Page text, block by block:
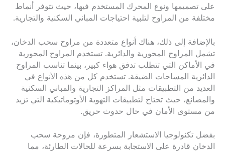
على تصميمها ونوع المحرك المستخدم فيها، حيث تتوفر أنماط
مختلفة من المراوح لتلبية احتياجات المباني السكنية والتجارية.
بالإضافة إلى ذلك، هناك أنواع متعددة من مراوح سحب الدخان،
تشمل المراوح المحورية والدائرية. تستخدم المراوح المحورية
في الأماكن التي تتطلب تدفق هواء كبير، بينما تناسب المراوح
الدائرية المساحات الضيقة. تستخدم كل من هذه الأنواع في
العديد من التطبيقات مثل المراكز التجارية والمباني السكنية
والمصانع، حيث تحتاج لتطبيقات التهوية الأوتوماتيكية التي تزيد
من مستوى الأمان في حال حدوث حريق.
بفضل تكنولوجيا الاستشعار المتطورة، فإن مروحة سحب
الدخان قادرة على الاستجابة بسرعة للحالات الطارئة، مما